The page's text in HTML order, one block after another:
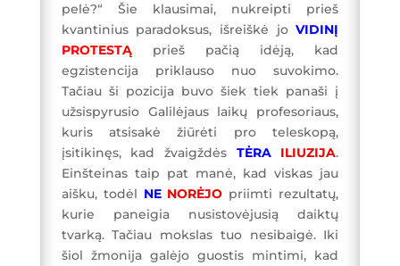
pelė?“ Šie klausimai, nukreipti prieš
kvantinius paradoksus, išreiškė joVIDINĮ
PROTESTĄprieš pačią idėją, kad
egzistencija priklauso nuo suvokimo.
Tačiau ši pozicija buvo šiek tiek panaši į
užsispyrusio Galilėjaus laikų profesoriaus,
kuris atsisakė žiūrėti pro teleskopą,
įsitikinęs, kad žvaigždės TĖRA ILIUZIJA.
Einšteinas taip pat manė, kad viskas jau
aišku, todėl NE NORĖJO priimti rezultatų,
kurie paneigia nusistovėjusią daiktų
tvarką. Tačiau mokslas tuo nesibaigė. Iki
šiol žmonija galėjo guostis mintimi, kad